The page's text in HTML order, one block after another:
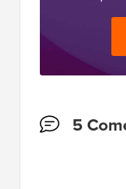
Interacțiuni
5